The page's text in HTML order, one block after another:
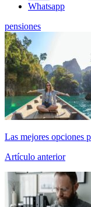
Whatsapp
pensiones
Las mejores opciones
Artículo anterior